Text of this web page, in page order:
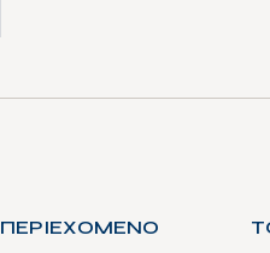
ΠΕΡΙΕΧΟΜΕΝΟ